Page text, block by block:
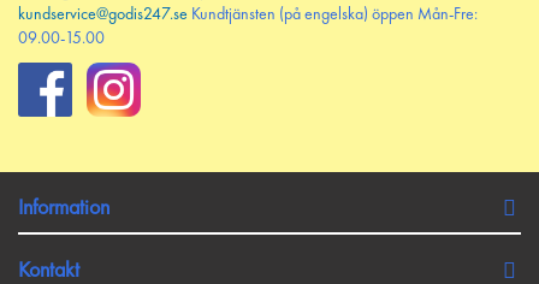
kundservice@godis247.se Kundtjänsten (på engelska) öppen Mån-Fre:
09.00-15.00
Information
Kontakt